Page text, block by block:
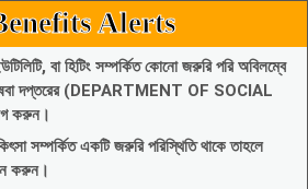
Alerts
বা হিটিং সম্পর্কিত কোনো জরুরি পরি অবিলম্বে
দপ্তরের (DEPARTMENT OF SOCIAL
করুন।
সম্পর্কিত একটি জরুরি পরিস্থিতি থাকে তাহলে
করুন।